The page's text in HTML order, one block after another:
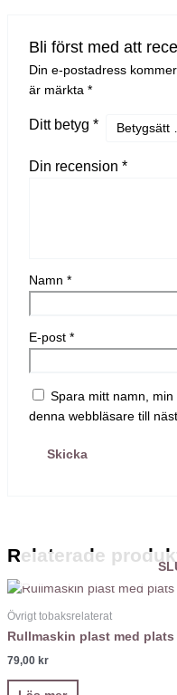
Bli först med att
Din e-postadress
är märkta *
Ditt betyg *
Din recension *
Namn *
E-post *
Spara mitt namn,
denna webbläsare till
Relaterade
Övrigt tobaksrelaterat
Rullmaskin plast med
79,00 kr